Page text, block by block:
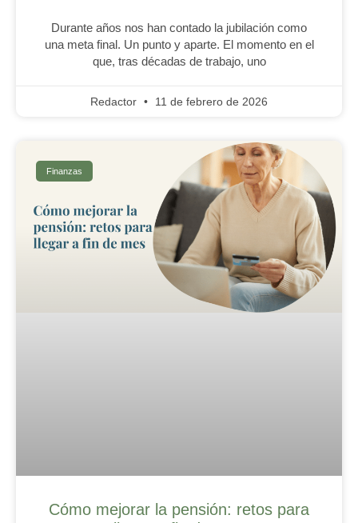
Durante años nos han contado la jubilación como
una meta final. Un punto y aparte. El momento en el
que, tras décadas de trabajo, uno
Redactor 11 de febrero de 2026
Finanzas
Cómo mejorar la pensión: retos para